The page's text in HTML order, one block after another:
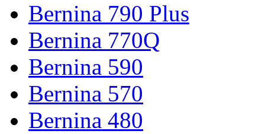
Bernina 790 Plus
Bernina 770Q
Bernina 590
Bernina 570
Bernina 480